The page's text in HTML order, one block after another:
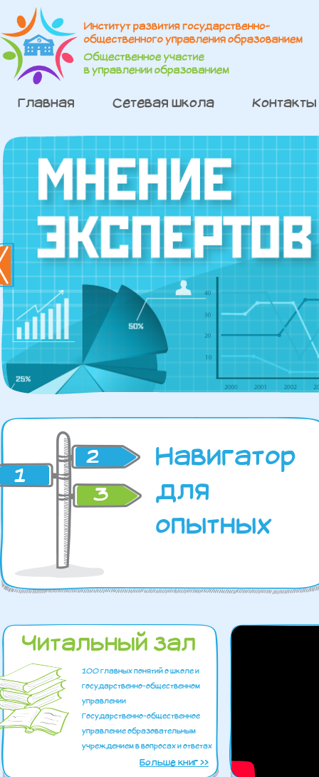
Главная Сетевая школа Контакты
Навигатор
для
опытных
Читальный зал
100 главных понятий о школе и
государственно-общественном
управлении
Государственно-общественное
управление образовательным
учреждением в вопросах и ответах
Больше книг >>